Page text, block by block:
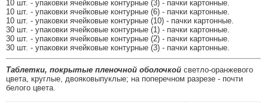
10 шт. - упаковки ячейковые контурные (3) - пачки картонные.
10 шт. - упаковки ячейковые контурные (6) - пачки картонные.
10 шт. - упаковки ячейковые контурные (10) - пачки картонные.
30 шт. - упаковки ячейковые контурные (1) - пачки картонные.
30 шт. - упаковки ячейковые контурные (2) - пачки картонные.
30 шт. - упаковки ячейковые контурные (3) - пачки картонные.
Таблетки, покрытые пленочной оболочкой светло-оранжевого
цвета, круглые, двояковыпуклые; на поперечном разрезе - почти
белого цвета.